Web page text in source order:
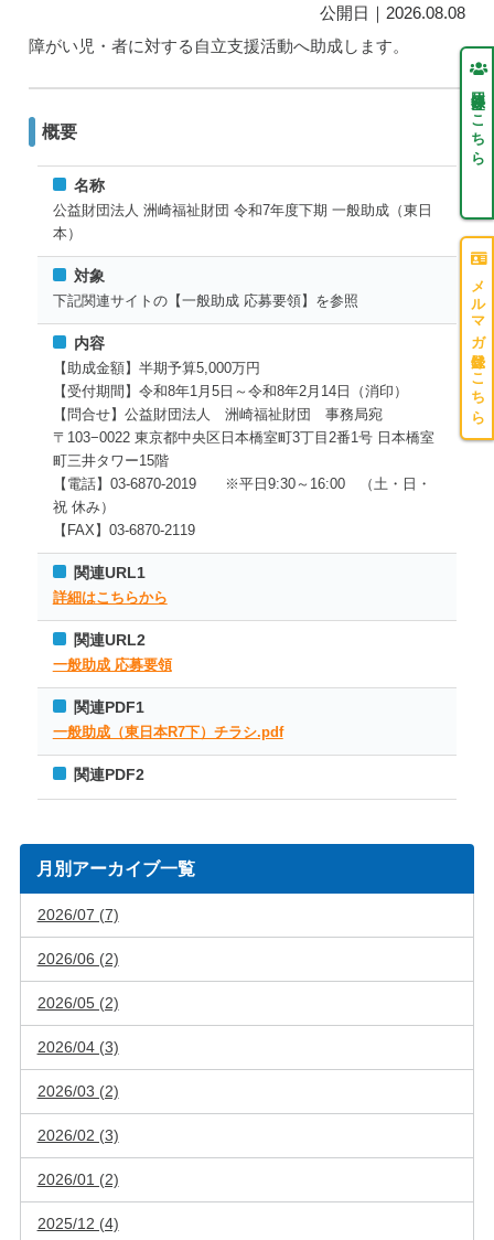
公開日｜2026.08.08
障がい児・者に対する自立支援活動へ助成します。
概要
名称
公益財団法人 洲崎福祉財団 令和7年度下期 一般助成（東日
本）
対象
下記関連サイトの【一般助成 応募要領】を参照
内容
【助成金額】半期予算5,000万円
【受付期間】令和8年1月5日～令和8年2月14日（消印）
【問合せ】公益財団法人 洲崎福祉財団 事務局宛
〒103−0022 東京都中央区日本橋室町3丁目2番1号 日本橋室
町三井タワー15階
【電話】03-6870-2019 ※平日9:30～16:00 （土・日・
祝 休み）
【FAX】03-6870-2119
関連URL1
詳細はこちらから
関連URL2
一般助成 応募要領
関連PDF1
一般助成（東日本R7下）チラシ.pdf
関連PDF2
月別アーカイブ一覧
2026/07 (7)
2026/06 (2)
2026/05 (2)
2026/04 (3)
2026/03 (2)
2026/02 (3)
2026/01 (2)
2025/12 (4)
団体登録はこちら
メルマガ登録はこちら